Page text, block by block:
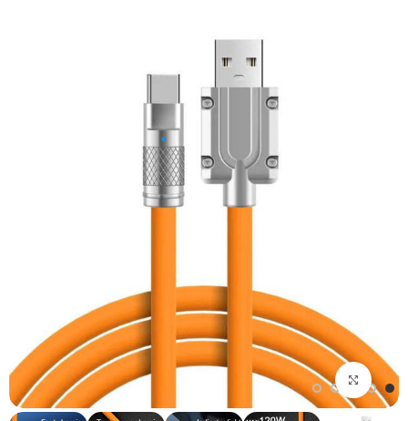
بزرگنمایی تصویر